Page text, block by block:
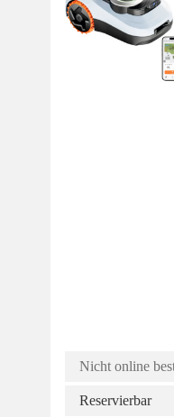
Nicht online
Reservierbar